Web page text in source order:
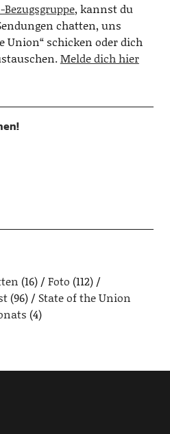
, kannst du
chatten, uns
Union“ schicken oder dich
Melde dich hier
(16) Foto (112)
(96)
State of the Union
(4)